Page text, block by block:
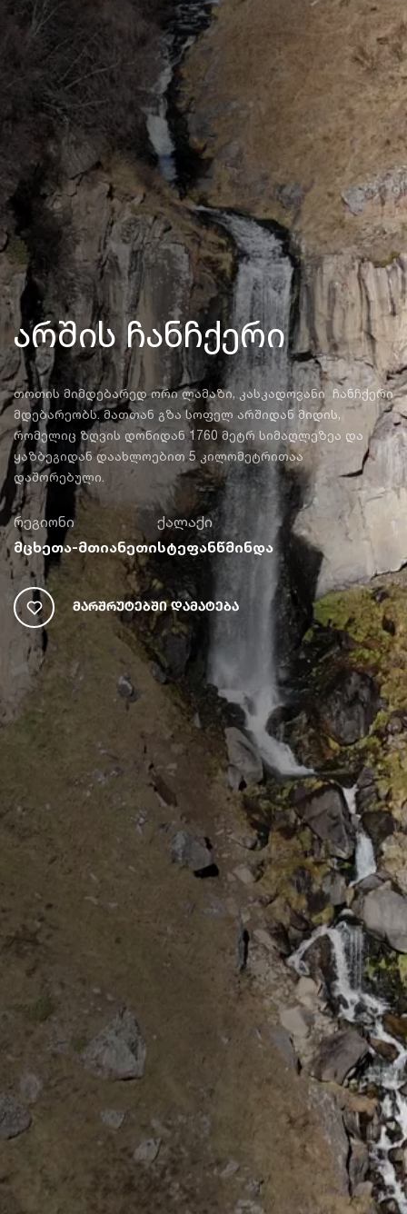
არშის ჩანჩქერი
თოთის მიმდებარედ ორი ლამაზი, კასკადოვანი ჩანჩქერი
მდებარეობს. მათთან გზა სოფელ არშიდან მიდის,
რომელიც ზღვის დონიდან 1760 მეტრ სიმაღლეზეა და
ყაზბეგიდან დაახლოებით 5 კილომეტრითაა
დაშორებული.
რეგიონი
მცხეთა-მთიანეთი
ქალაქი
სტეფანწმინდა
Მარშრუტებში Დამატება